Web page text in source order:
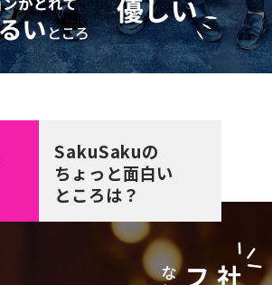
SakuSakuの
ちょっと面白い
ところは？